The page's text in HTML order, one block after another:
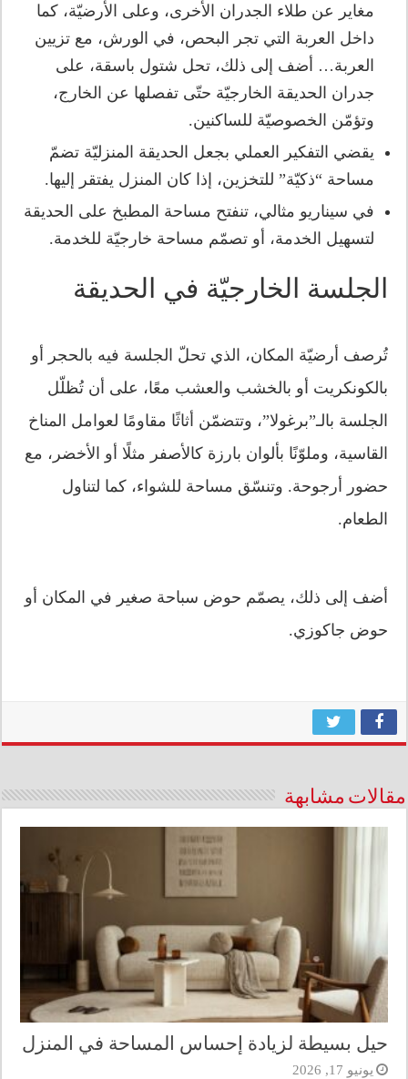
مغاير عن طلاء الجدران الأخرى، وعلى الأرضيّة، كما
داخل العربة التي تجر البحص، في الورش، مع تزيين
العربة… أضف إلى ذلك، تحل شتول باسقة، على
جدران الحديقة الخارجيّة حتّى تفصلها عن الخارج،
وتؤمّن الخصوصيّة للساكنين.
يقضي التفكير العملي بجعل الحديقة المنزليّة تضمّ
مساحة “ذكيّة” للتخزين، إذا كان المنزل يفتقر إليها.
في سيناريو مثالي، تنفتح مساحة المطبخ على الحديقة
لتسهيل الخدمة، أو تصمّم مساحة خارجيّة للخدمة.
الجلسة الخارجيّة في الحديقة
تُرصف أرضيّة المكان، الذي تحلّ الجلسة فيه بالحجر أو
بالكونكريت أو بالخشب والعشب معًا، على أن تُظلّل
الجلسة بالـ”برغولا”، وتتضمّن أثاثًا مقاومًا لعوامل المناخ
القاسية، وملوّنًا بألوان بارزة كالأصفر مثلًا أو الأخضر، مع
حضور أرجوحة. وتنسّق مساحة للشواء، كما لتناول
الطعام.
أضف إلى ذلك، يصمّم حوض سباحة صغير في المكان أو
حوض جاكوزي.
مقالات مشابهة
حيل بسيطة لزيادة إحساس المساحة في المنزل
يونيو 17, 2026